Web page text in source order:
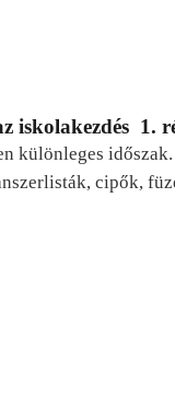
iskolakezdés 1.
különleges
cipők,